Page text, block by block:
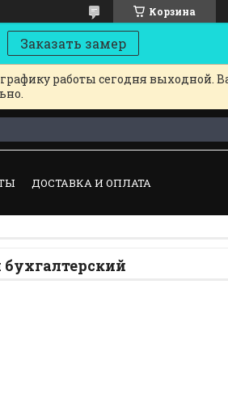
Корзина
Заказать замер
работы сегодня выходной.
ДОСТАВКА И ОПЛАТА